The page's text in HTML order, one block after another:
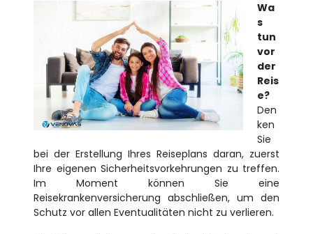
Wa
s
tun
vor
der
Reis
e?
Den
ken
Sie
bei der Erstellung Ihres Reiseplans daran, zuerst
Ihre eigenen Sicherheitsvorkehrungen zu treffen.
Im Moment können Sie eine
Reisekrankenversicherung abschließen, um den
Schutz vor allen Eventualitäten nicht zu verlieren.